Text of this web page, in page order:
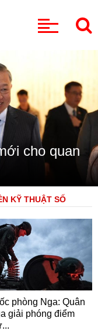
cho quan
KỸ THUẬT SỐ
phòng Nga: Quân
giải phóng điểm